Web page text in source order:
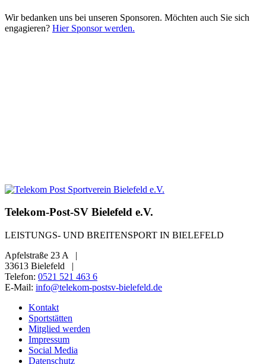
Wir bedanken uns bei unseren Sponsoren. Möchten auch Sie sich
engagieren? Hier Sponsor werden.
Telekom-Post-SV Bielefeld e.V.
LEISTUNGS- UND BREITENSPORT IN BIELEFELD
Apfelstraße 23 A
|
33613 Bielefeld
|
Telefon: 0521 521 463 6
E-Mail: info@telekom-postsv-bielefeld.de
Kontakt
Sportstätten
Mitglied werden
Impressum
Social Media
Datenschutz